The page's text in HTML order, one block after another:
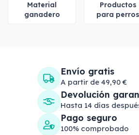
Material
ganadero
Productos
para perros
Envío gratis
A partir de 49,90 €
Devolución
Hasta 14 días
Pago seguro
100% comprobado